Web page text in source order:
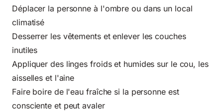
Déplacer la personne à l'ombre ou dans un local
climatisé
Desserrer les vêtements et enlever les couches
inutiles
Appliquer des linges froids et humides sur le cou, les
aisselles et l'aine
Faire boire de l'eau fraîche si la personne est
consciente et peut avaler